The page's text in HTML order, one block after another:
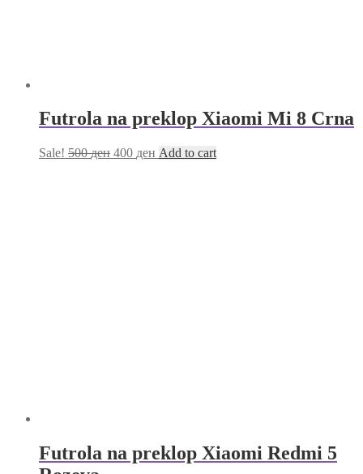
Futrola na preklop Xiaomi Mi 8 Crna
Sale! 500ден 400 ден Add to cart
Futrola na preklop Xiaomi Redmi 5